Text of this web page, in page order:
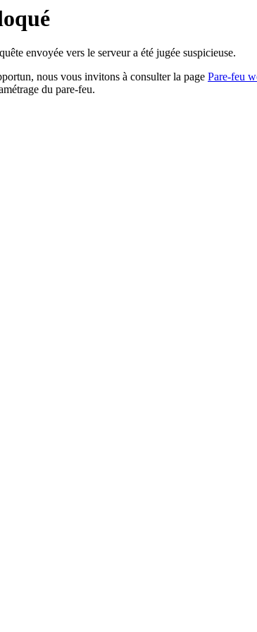
envoyée vers le serveur a été jugée suspicieuse.
nous vous invitons à consulter la page Pare-feu
du pare-feu.